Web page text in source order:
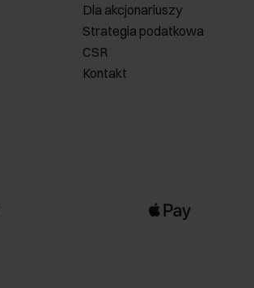
Dla akcjonariuszy
Strategia podatkowa
CSR
Kontakt